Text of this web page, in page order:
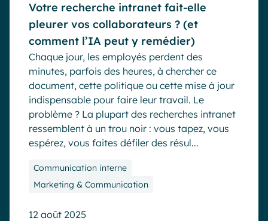
Votre recherche intranet fait-elle
pleurer vos collaborateurs ? (et
comment l’IA peut y remédier)
Chaque jour, les employés perdent des
minutes, parfois des heures, à chercher ce
document, cette politique ou cette mise à jour
indispensable pour faire leur travail. Le
problème ? La plupart des recherches intranet
ressemblent à un trou noir : vous tapez, vous
espérez, vous faites défiler des résul...
Communication interne
Marketing & Communication
12 août 2025